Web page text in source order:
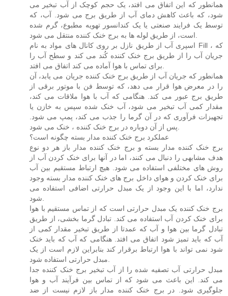
همانطور که این اتفاق می افتد، یک حجم کوچک از آب تبخیر می
شود، که باعث کاهش دمای آب از طریق برج می شود. آب، که
توسط یک فرایند صنعتی یا یک کندانسور تهویه مطبوع، گرم شده
اسپری آب از طریق نازل بر روی کانال های مواد به نام Fill ، که
جریان آب را از طریق برج خنک کننده کُند می کند و سطح آب را
همانطور که جریان آب از طریق برج خنک کننده جریان می یابد، آن
را در معرض هوا قرار می دهد، که توسط فن با موتور برقی از
طریق برج عبور می کند. هنگامی که آب با هوا ملاقات می کند،
مقدار کمی آب تبخیر می شود، آب خنک شده سپس به خازن یا
تجهیزات فرآوری که در آن گرما را جذب می کند، پمپ می شود.
عملکرد برج خنک کننده مدار بسته چگونه است؟
برج خنک کننده مدار بسته و برج خنک کننده مدار باز هر دو نوع
هدف مشابهی را دنبال می کنند، اما در آنها برای خنک کردن آب از
روش های مختلفی استفاده می شود. هیچ ارتباط مستقیم بین آب
برای خنک کردن و هوای داخل برج های خنک کننده مدار بسته وجود
ندارد، اما با این وجود از یک مبدل حرارتی اضافی استفاده می
برج خنک کننده یک مبدل حرارتی است که از تماس مستقیم با هوا
برای خنک کردن آب استفاده می کند. تبادل گرما بخشی، از طریق
تبادل گرما بین هوا و آب که عمدتا از طریق تبخیر مقدار کمی از
آب که باید تمیز شود اتفاق می افتد. هنگامی که آب که باید خنک
شود نمی تواند با هوا ارتباط برقرار کند بنابراین لازم است از یک
مبدل حرارتی آب تصفیه شده را از آب تبخیر برج خنک کننده جدا
می کند. این باعث می شود که از تماس بین فرآیند آب و هوا
جلوگیری شود. در برج خنک کننده مدار باز لازم نیست از ضد